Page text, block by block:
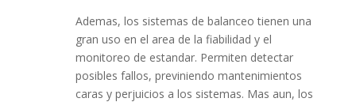
Ademas, los sistemas de balanceo tienen una
gran uso en el area de la fiabilidad y el
monitoreo de estandar. Permiten detectar
posibles fallos, previniendo mantenimientos
caras y perjuicios a los sistemas. Mas aun, los